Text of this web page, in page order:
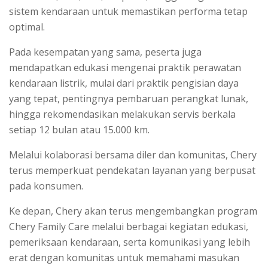
sistem kendaraan untuk memastikan performa tetap
optimal.
Pada kesempatan yang sama, peserta juga
mendapatkan edukasi mengenai praktik perawatan
kendaraan listrik, mulai dari praktik pengisian daya
yang tepat, pentingnya pembaruan perangkat lunak,
hingga rekomendasikan melakukan servis berkala
setiap 12 bulan atau 15.000 km.
Melalui kolaborasi bersama diler dan komunitas, Chery
terus memperkuat pendekatan layanan yang berpusat
pada konsumen.
Ke depan, Chery akan terus mengembangkan program
Chery Family Care melalui berbagai kegiatan edukasi,
pemeriksaan kendaraan, serta komunikasi yang lebih
erat dengan komunitas untuk memahami masukan